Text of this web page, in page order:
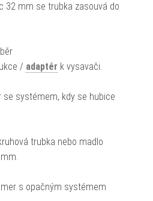
32 mm se trubka zasouvá do
/ adaptér k vysavači.
se systémem, kdy se hubice
trubka nebo madlo
s opačným systémem